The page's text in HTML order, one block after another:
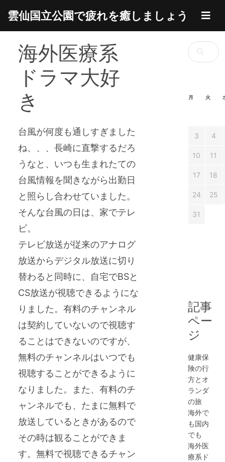
content
雲仙国立公園で疲れを癒しましょう
海外医療系
ドラマ大好
き
台風が何度も通しすぎました
ね、、、長崎に直撃するだろ
うなと、いつも生まれたての
台風情報を聞きながら出勤日
と照らし合わせていました。
そんな台風の日は、家でテレ
ビ。
テレビ放送が従来のアナログ
放送からデジタル放送に切り
替わると同時に、自宅でBSと
CS放送が視聴できるようにな
りました。有料のチャンネル
は契約していないので視聴す
ることはできないのですが、
無料のチャンネルはいつでも
視聴することができるように
なりました。また、有料のチ
ャンネルでも、たまに無料で
放送しているときがあるので
その時は観ることができま
す。無料で視聴できるチャン
検
索:
月 火
3 4
10 11
17 18
24 25
31
記事
ペー
ジ
健康保
険の行
方とオ
ランダ
の旅
海外で
も国内
でも
海外医
療系ド